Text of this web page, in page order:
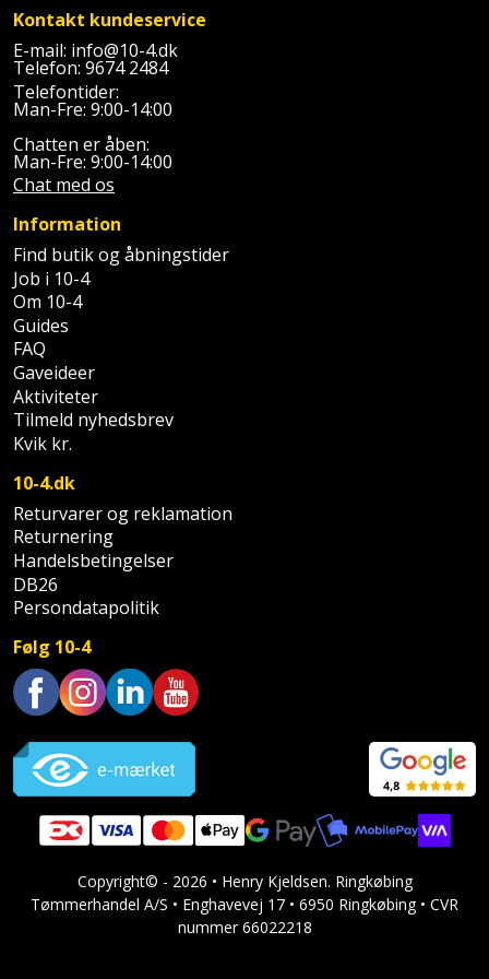
Tommestok
Tømrervinkel
Tragt
Ud-
og
aftrækker
Værktøjskasse
og
opbevaring
Værktøjssæt
Vaterpas
Rotationslaser
Rundsav
Rundsavsklinge
Rystepudser
Rystepudsertilbehør
Slagboremaskine
Slagnøgle
Slagnøgletilbehør
Slagskruetrækker
Slibemaskine
Sømpistol
Sømpistoltilbehør
Spånsuger
Stiftepistol
Stiksav
Stiksavsklinge
Støvblæser
Støvsugertilbehør
Støttemur
Støvsuger
Strygejern
Terrassevarmer
Tørrestativ
Trappevanger
Udebruser
afskærmning
Varme
Varmepumpeskjuler
Velux
gardin
Kontakt kundeservice
E-mail: info@10-4.dk
Telefon: 9674 2484
Telefontider:
Man-Fre: 9:00-14:00
Chatten er åben:
Man-Fre: 9:00-14:00
Chat med os
Information
Find butik og åbningstider
Job i 10-4
Om 10-4
Guides
FAQ
Gaveideer
Aktiviteter
Tilmeld nyhedsbrev
Kvik kr.
10-4.dk
Returvarer og reklamation
Returnering
Handelsbetingelser
DB26
Persondatapolitik
Følg 10-4
Copyright© - 2026 • Henry Kjeldsen. Ringkøbing
Tømmerhandel A/S • Enghavevej 17 • 6950 Ringkøbing • CVR
nummer 66022218